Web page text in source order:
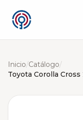
Inicio/Catálogo/
Toyota Corolla